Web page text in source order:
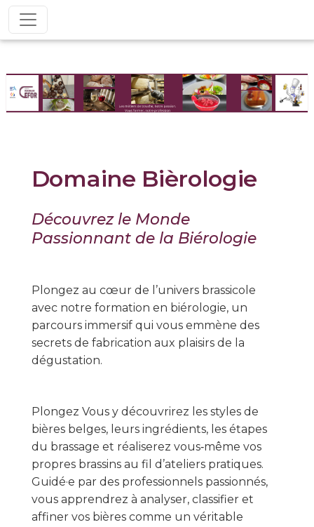
Domaine Bièrologie
Découvrez le Monde
Passionnant de la Biérologie
Plongez au cœur de l’univers brassicole
avec notre formation en biérologie, un
parcours immersif qui vous emmène des
secrets de fabrication aux plaisirs de la
dégustation.
Plongez Vous y découvrirez les styles de
bières belges, leurs ingrédients, les étapes
du brassage et réaliserez vous‑même vos
propres brassins au fil d’ateliers pratiques.
Guidé·e par des professionnels passionnés,
vous apprendrez à analyser, classifier et
affiner vos bières comme un véritable